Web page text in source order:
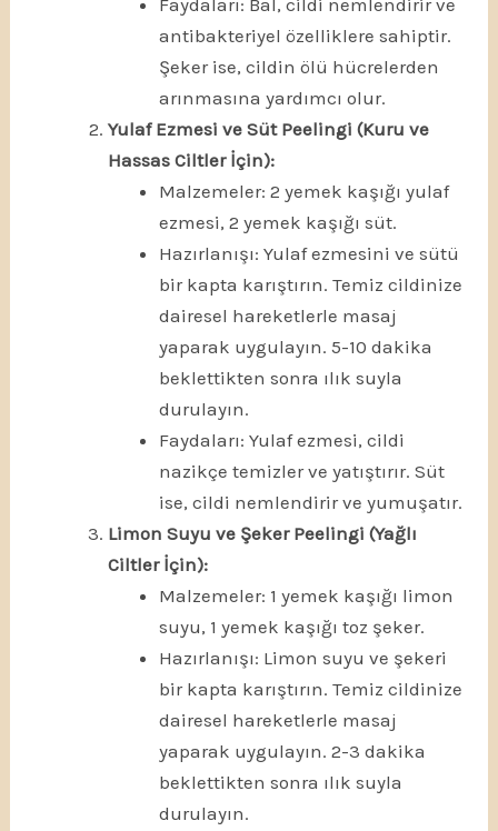
antibakteriyel özelliklere sahiptir.
Şeker ise, cildin ölü hücrelerden
arınmasına yardımcı olur.
Yulaf Ezmesi ve Süt Peelingi (Kuru ve
Hassas Ciltler İçin):
Malzemeler: 2 yemek kaşığı yulaf
ezmesi, 2 yemek kaşığı süt.
Hazırlanışı: Yulaf ezmesini ve sütü
bir kapta karıştırın. Temiz cildinize
dairesel hareketlerle masaj
yaparak uygulayın. 5-10 dakika
beklettikten sonra ılık suyla
durulayın.
Faydaları: Yulaf ezmesi, cildi
nazikçe temizler ve yatıştırır. Süt
ise, cildi nemlendirir ve yumuşatır.
Limon Suyu ve Şeker Peelingi (Yağlı
Ciltler İçin):
Malzemeler: 1 yemek kaşığı limon
suyu, 1 yemek kaşığı toz şeker.
Hazırlanışı: Limon suyu ve şekeri
bir kapta karıştırın. Temiz cildinize
dairesel hareketlerle masaj
yaparak uygulayın. 2-3 dakika
beklettikten sonra ılık suyla
durulayın.